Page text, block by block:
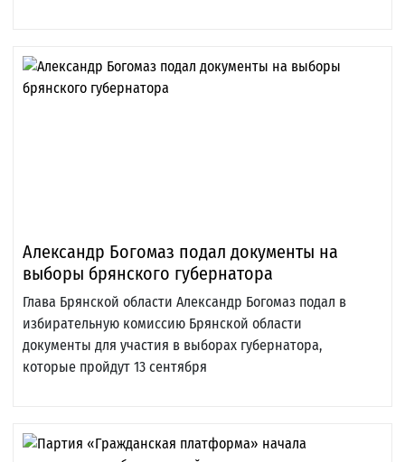
Александр Богомаз подал документы на
выборы брянского губернатора
Глава Брянской области Александр Богомаз подал в
избирательную комиссию Брянской области
документы для участия в выборах губернатора,
которые пройдут 13 сентября